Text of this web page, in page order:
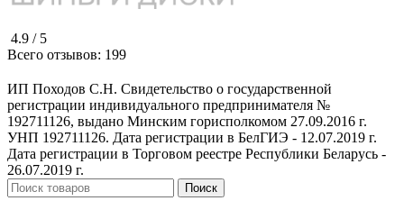
4.9 / 5
Всего отзывов: 199
ИП Походов С.Н. Свидетельство о государственной
регистрации индивидуального предпринимателя №
192711126, выдано Минским горисполкомом 27.09.2016 г.
УНП 192711126. Дата регистрации в БелГИЭ - 12.07.2019 г.
Дата регистрации в Торговом реестре Республики Беларусь -
26.07.2019 г.
Поиск